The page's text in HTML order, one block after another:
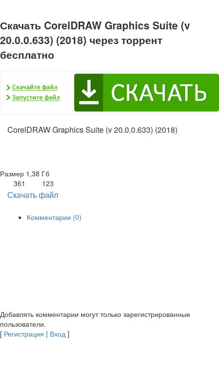
Скачать CorelDRAW Graphics Suite (v
20.0.0.633) (2018) через торрент
бесплатно
CorelDRAW Graphics Suite (v 20.0.0.633) (2018)
Размер 1,38 Гб
361
123
Скачать файл
Комментарии (0)
Добавлять комментарии могут только зарегистрированные
пользователи.
[ Регистрация | Вход ]